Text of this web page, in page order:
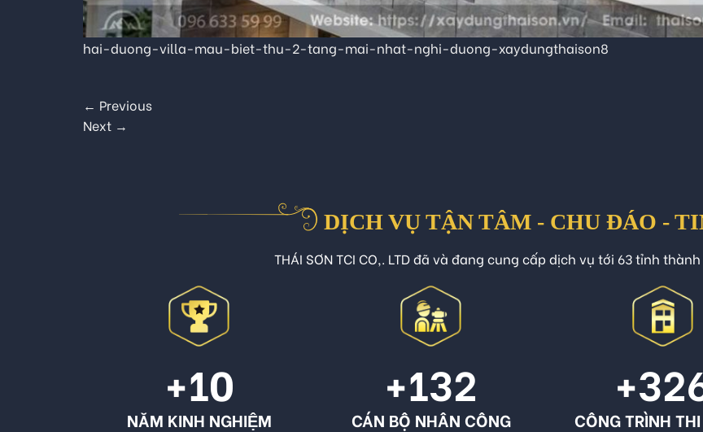
hai-duong-villa-mau-biet-thu-2-tang-mai-nhat-nghi-duong-xaydungthaison8
← Previous
Next →
DỊCH VỤ TẬN TÂM - CHU ĐÁO -
THÁI SƠN TCI CO,. LTD đã và đang cung cấp dịch vụ tới 63 tỉnh
+10
NĂM KINH NGHIỆM
+132
CÁN BỘ NHÂN CÔNG CÔNG TRÌNH